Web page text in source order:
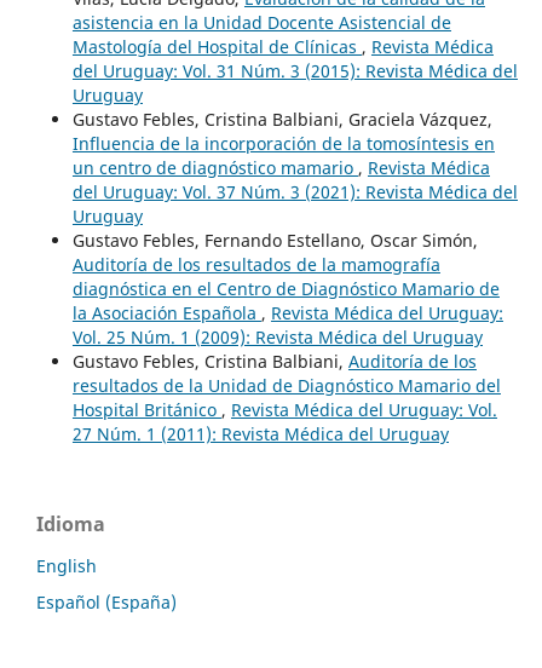
asistencia en la Unidad Docente Asistencial de
Mastología del Hospital de Clínicas , Revista Médica
del Uruguay: Vol. 31 Núm. 3 (2015): Revista Médica del
Uruguay
Gustavo Febles, Cristina Balbiani, Graciela Vázquez,
Influencia de la incorporación de la tomosíntesis en
un centro de diagnóstico mamario , Revista Médica
del Uruguay: Vol. 37 Núm. 3 (2021): Revista Médica del
Uruguay
Gustavo Febles, Fernando Estellano, Oscar Simón,
Auditoría de los resultados de la mamografía
diagnóstica en el Centro de Diagnóstico Mamario de
la Asociación Española , Revista Médica del Uruguay:
Vol. 25 Núm. 1 (2009): Revista Médica del Uruguay
Gustavo Febles, Cristina Balbiani, Auditoría de los
resultados de la Unidad de Diagnóstico Mamario del
Hospital Británico , Revista Médica del Uruguay: Vol.
27 Núm. 1 (2011): Revista Médica del Uruguay
Idioma
English
Español (España)